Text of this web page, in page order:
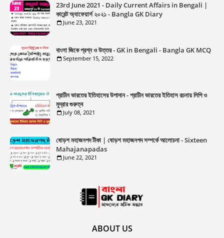
23rd June 2021 - Daily Current Affairs in Bengali |
কারেন্ট অ্যাফেয়ার্স ২০২১ - Bangla GK Diary
June 23, 2021
বাংলা জিকে প্রশ্ন ও উত্তর - GK in Bengali - Bangla GK MCQ
September 15, 2022
প্রাচীন ভারতের ইতিহাসের উপাদান - প্রাচীন ভারতের ইতিহাস রচনায় লিপি ও
মুদ্রার গুরুত্ব
July 08, 2021
ষোড়শ মহাজনপদ টীকা | ষোড়শ মহাজনপদ সম্পর্কে আলোচনা - Sixteen
Mahajanapadas
June 22, 2021
ABOUT US